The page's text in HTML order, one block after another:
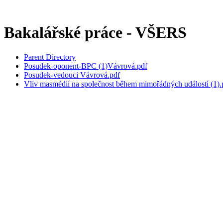
Bakalářské práce - VŠERS
Parent Directory
Posudek-oponent-BPC (1)Vávrová.pdf
Posudek-vedouci Vávrová.pdf
Vliv masmédií na společnost během mimořádných událostí